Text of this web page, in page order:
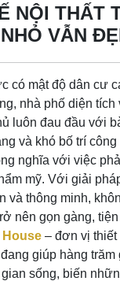
NỘI THẤT
VẪN
có mật độ dân cư
nhà phố diện tích
luôn đau đầu với
và khó bố trí
nghĩa với việc
mỹ. Với giải
và thông minh,
nên gọn gàng,
House – đơn vị thiết
giúp hàng trăm
gian sống, biến